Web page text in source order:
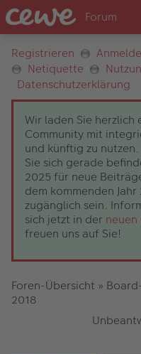
Registrieren
Netiquette
Datenschutzerklärung
Wir laden Sie herzlich
Community mit
und künftig zu
Sie sich gerade
2025 für neue
dem kommenden
zugänglich sein.
sich jetzt in der neuen
freuen uns auf Sie!
Foren-Übersicht »
2018